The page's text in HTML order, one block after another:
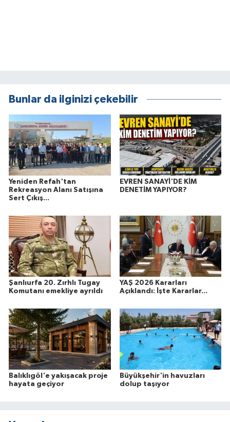
Bunlar da ilginizi çekebilir
Yeniden Refah'tan
Rekreasyon Alanı Satışına
Sert Çıkış...
EVREN SANAYİ'DE KİM
DENETİM YAPIYOR?
Şanlıurfa 20. Zırhlı Tugay
Komutanı emekliye ayrıldı
YAŞ 2026 Kararları
Açıklandı: İşte Kararlar...
Balıklıgöl'e yakışacak proje
hayata geçiyor
Büyükşehir'in havuzları
dolup taşıyor